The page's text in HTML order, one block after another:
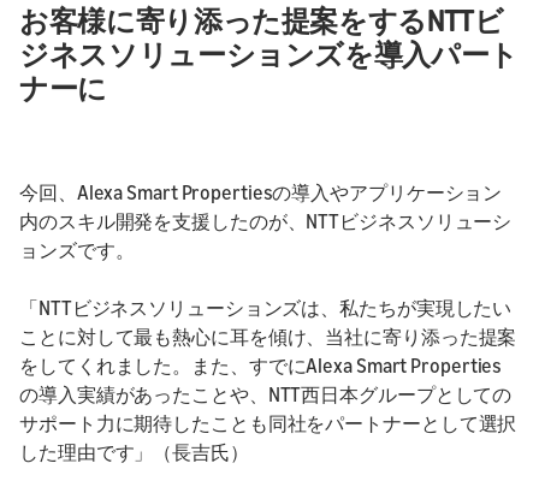
お客様に寄り添った提案をするNTTビ
ジネスソリューションズを導入パート
ナーに
今回、Alexa Smart Propertiesの導入やアプリケーション
内のスキル開発を支援したのが、NTTビジネスソリューシ
ョンズです。
「NTTビジネスソリューションズは、私たちが実現したい
ことに対して最も熱心に耳を傾け、当社に寄り添った提案
をしてくれました。また、すでにAlexa Smart Properties
の導入実績があったことや、NTT西日本グループとしての
サポート力に期待したことも同社をパートナーとして選択
した理由です」（長吉氏）